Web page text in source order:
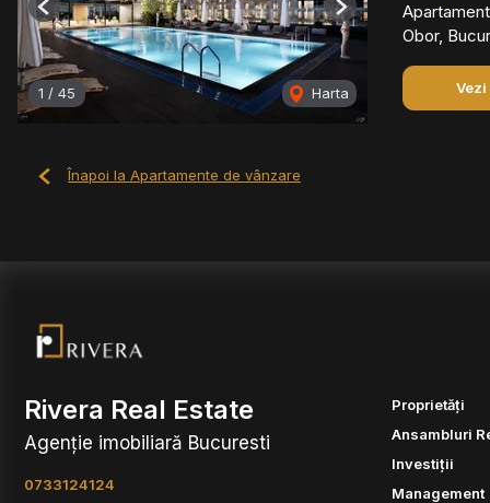
1 / 45 Harta
Previous Next
Obor,
Înapoi la Apartamente de vânzare
Rivera Real Estate
Agenție imobiliară Bucuresti
0733124124
Proprietăți
Ansambluri
Investiții
Management